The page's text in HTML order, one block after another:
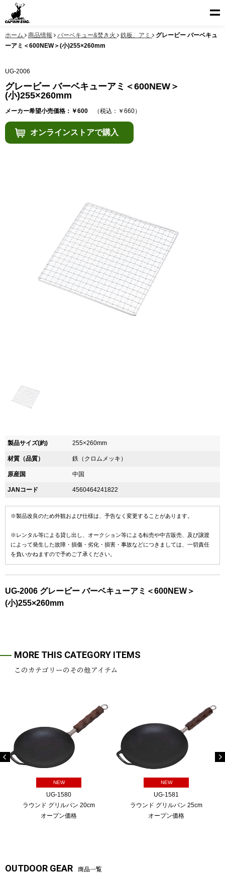
ホーム 商品情報 バーベキュー&焚き火 鉄板、アミ
グレービー バーベキュ
ーアミ＜600NEW＞(小)255×260mm
UG-2006
グレービー バーベキューアミ＜600NEW＞
(小)255×260mm
メーカー希望小売価格：￥600 （税込：￥660）
オンラインストアで購入
製品サイズ(約) 255×260mm
材質（品質） 鉄（クロムメッキ）
原産国 中国
JANコード 4560464241822
※製品改良のため外観および仕様は、予告なく変更することがあります。
※レンタル等による貸し出し、オークション等による転売や中古販売、及び譲渡
によって発生した故障・損傷・劣化・損害・事故などにつきましては、一切責任
を負いかねますので予めご了承ください。
UG-2006 グレービー バーベキューアミ＜600NEW＞
(小)255×260mm
MORE THIS CATEGORY ITEMS
このカテゴリーのその他アイテム
NEW
UG-1580
ラウンド グリルパン 20cm
オープン価格
NEW
UG-1581
ラウンド グリルパン 25cm
オープン価格
OUTDOOR GEAR 商品一覧